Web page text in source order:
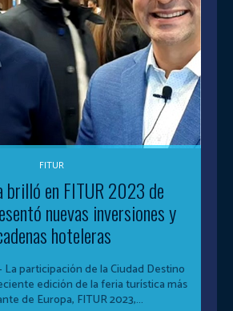
FITUR
brilló en FITUR 2023 de
nuevas inversiones y
hoteleras
La participación de la Ciudad Destino
edición de la feria turística más
de Europa, FITUR 2023,...